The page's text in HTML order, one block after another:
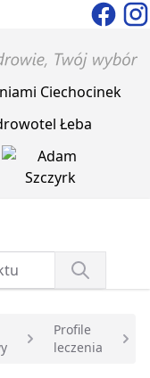
Profile
leczenia